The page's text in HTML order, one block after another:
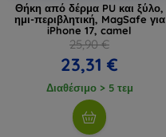
Θήκη από δέρμα PU και ξύλο,
ημι-περιβλητική, MagSafe για
iPhone 17, camel
25,90 €
23,31 €
Διαθέσιμο > 5 τεμ